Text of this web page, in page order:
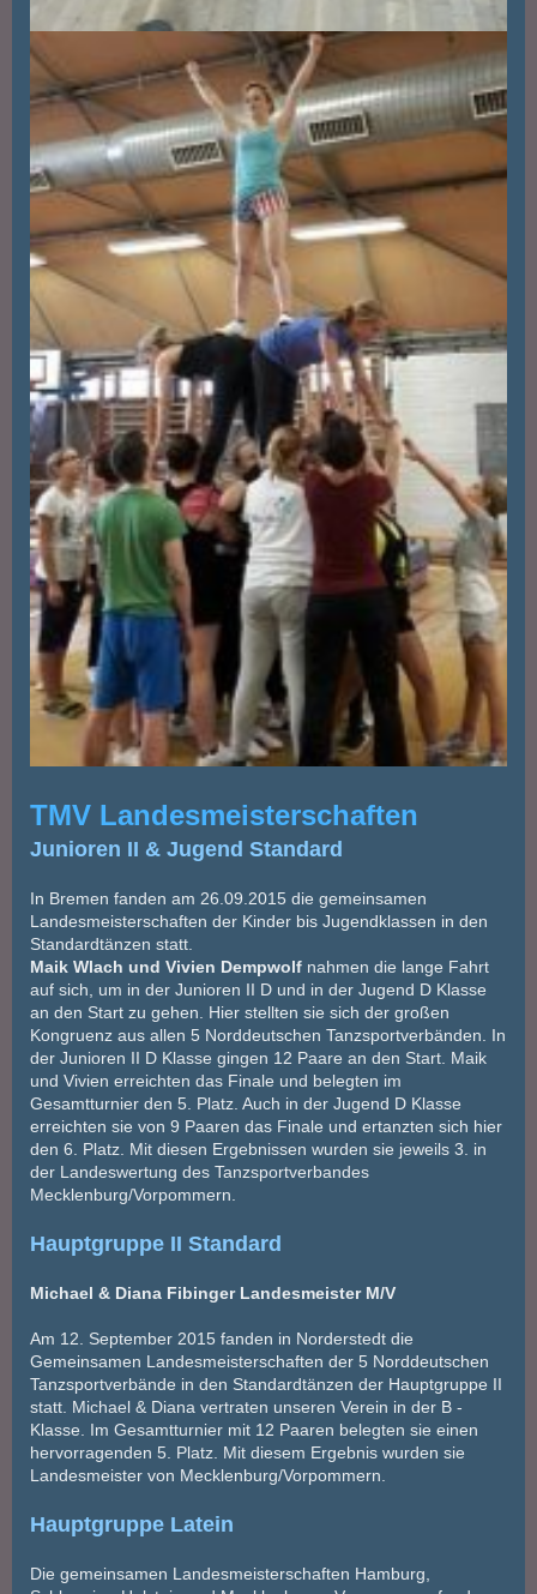
TMV Landesmeisterschaften
Junioren II & Jugend Standard
In Bremen fanden am 26.09.2015 die gemeinsamen
Landesmeisterschaften der Kinder bis Jugendklassen in den
Standardtänzen statt.
Maik Wlach und Vivien Dempwolf nahmen die lange Fahrt
auf sich, um in der Junioren II D und in der Jugend D Klasse
an den Start zu gehen. Hier stellten sie sich der großen
Kongruenz aus allen 5 Norddeutschen Tanzsportverbänden. In
der Junioren II D Klasse gingen 12 Paare an den Start. Maik
und Vivien erreichten das Finale und belegten im
Gesamtturnier den 5. Platz. Auch in der Jugend D Klasse
erreichten sie von 9 Paaren das Finale und ertanzten sich hier
den 6. Platz. Mit diesen Ergebnissen wurden sie jeweils 3. in
der Landeswertung des Tanzsportverbandes
Mecklenburg/Vorpommern.
Hauptgruppe II Standard
Michael & Diana Fibinger Landesmeister M/V
Am 12. September 2015 fanden in Norderstedt die
Gemeinsamen Landesmeisterschaften der 5 Norddeutschen
Tanzsportverbände in den Standardtänzen der Hauptgruppe II
statt. Michael & Diana vertraten unseren Verein in der B -
Klasse. Im Gesamtturnier mit 12 Paaren belegten sie einen
hervorragenden 5. Platz. Mit diesem Ergebnis wurden sie
Landesmeister von Mecklenburg/Vorpommern.
Hauptgruppe Latein
Die gemeinsamen Landesmeisterschaften Hamburg,